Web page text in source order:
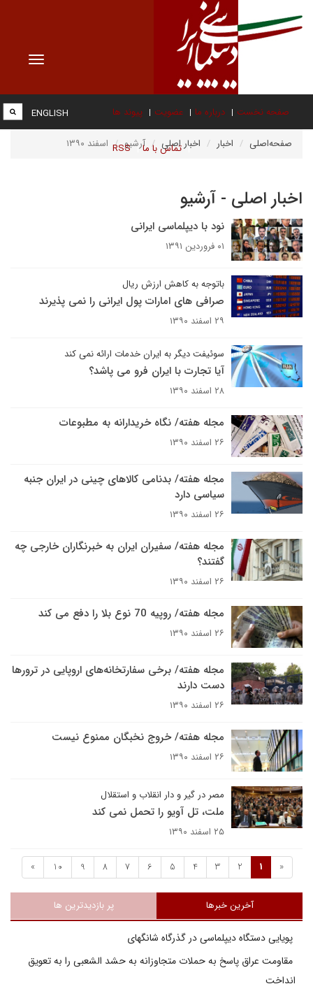
Toggle
صفحه نخست درباره ما عضویت پیوند ها
تماس با ما RSS
ENGLISH
صفحه‌اصلی اخبار اخبار اصلی آرشیو اسفند ۱۳۹۰
اخبار اصلی - آرشیو
نود با دیپلماسی ایرانی
۰۱ فروردین ۱۳۹۱
باتوجه به کاهش ارزش ریال
صرافی های امارات پول ایرانی را نمی پذیرند
۲۹ اسفند ۱۳۹۰
سوئیفت دیگر به ایران خدمات ارائه نمی کند
آیا تجارت با ایران فرو می پاشد؟
۲۸ اسفند ۱۳۹۰
مجله هفته/ نگاه خریدارانه به مطبوعات
۲۶ اسفند ۱۳۹۰
مجله هفته/ بدنامی کالاهای چینی در ایران جنبه
سیاسی دارد
۲۶ اسفند ۱۳۹۰
مجله هفته/ سفیران ایران به خبرنگاران خارجی چه
گفتند؟
۲۶ اسفند ۱۳۹۰
مجله هفته/ روپیه 70 نوع بلا را دفع می کند
۲۶ اسفند ۱۳۹۰
مجله هفته/ برخی سفارتخانه‌های اروپایی در ترور‌ها
دست دارند
۲۶ اسفند ۱۳۹۰
مجله هفته/ خروج نخبگان ممنوع نیست
۲۶ اسفند ۱۳۹۰
مصر در گیر و دار انقلاب و استقلال
ملت، تل آویو را تحمل نمی کند
۲۵ اسفند ۱۳۹۰
«
1
2
3
4
5
6
7
8
9
10
»
آخرین خبرها پر بازدیدترین ها
پویایی دستگاه دیپلماسی در گذرگاه شانگهای
مقاومت عراق پاسخ به حملات متجاوزانه به حشد الشعبی را به تعویق
انداخت